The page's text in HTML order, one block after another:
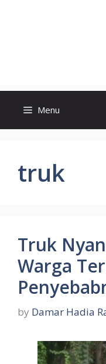
Menu
truk
Truk
Warga
by Damar Hadia